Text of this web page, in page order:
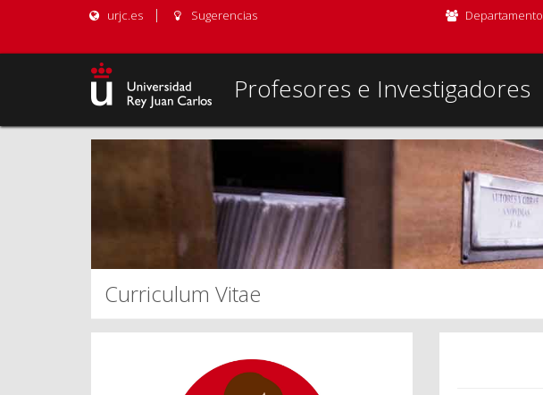
urjc.es Sugerencias
Profesores e Investigadores
Curriculum Vitae